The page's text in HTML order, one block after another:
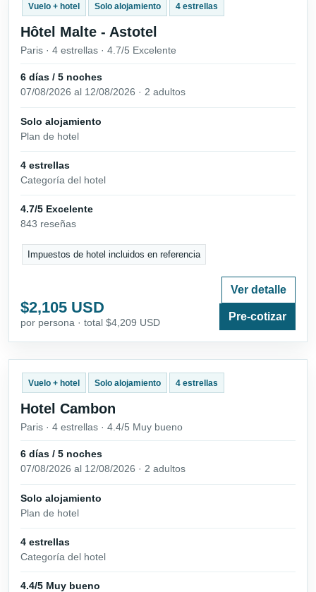
Vuelo + hotel Solo alojamiento 4 estrellas
Hôtel Malte - Astotel
Paris · 4 estrellas · 4.7/5 Excelente
6 días / 5 noches
07/08/2026 al 12/08/2026 · 2 adultos
Solo alojamiento
Plan de hotel
4 estrellas
Categoría del hotel
4.7/5 Excelente
843 reseñas
Impuestos de hotel incluidos en referencia
$2,105 USD
por persona · total $4,209 USD
Ver detalle
Pre-cotizar
Vuelo + hotel Solo alojamiento 4 estrellas
Hotel Cambon
Paris · 4 estrellas · 4.4/5 Muy bueno
6 días / 5 noches
07/08/2026 al 12/08/2026 · 2 adultos
Solo alojamiento
Plan de hotel
4 estrellas
Categoría del hotel
4.4/5 Muy bueno